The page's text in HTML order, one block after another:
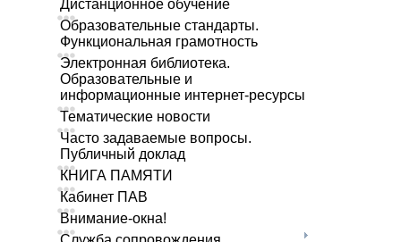
Дистанционное обучение
Образовательные стандарты.
Функциональная грамотность
Электронная библиотека.
Образовательные и
информационные интернет-ресурсы
Тематические новости
Часто задаваемые вопросы.
Публичный доклад
КНИГА ПАМЯТИ
Кабинет ПАВ
Внимание-окна!